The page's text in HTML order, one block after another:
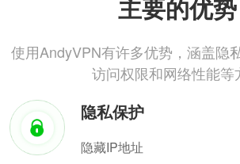
主要的优势
使用AndyVPN有许多优势，涵盖隐
访问权限和网络性能等
隐私保护
隐藏IP地址